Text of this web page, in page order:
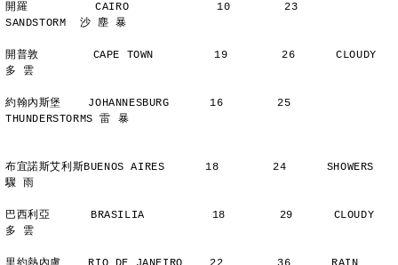
開羅          CAIRO             10        23
SANDSTORM  沙 塵 暴
開普敦        CAPE TOWN         19        26      CLOUDY
多 雲
約翰內斯堡    JOHANNESBURG      16        25
THUNDERSTORMS 雷 暴
布宜諾斯艾利斯BUENOS AIRES      18        24      SHOWERS
驟 雨
巴西利亞      BRASILIA          18        29      CLOUDY
多 雲